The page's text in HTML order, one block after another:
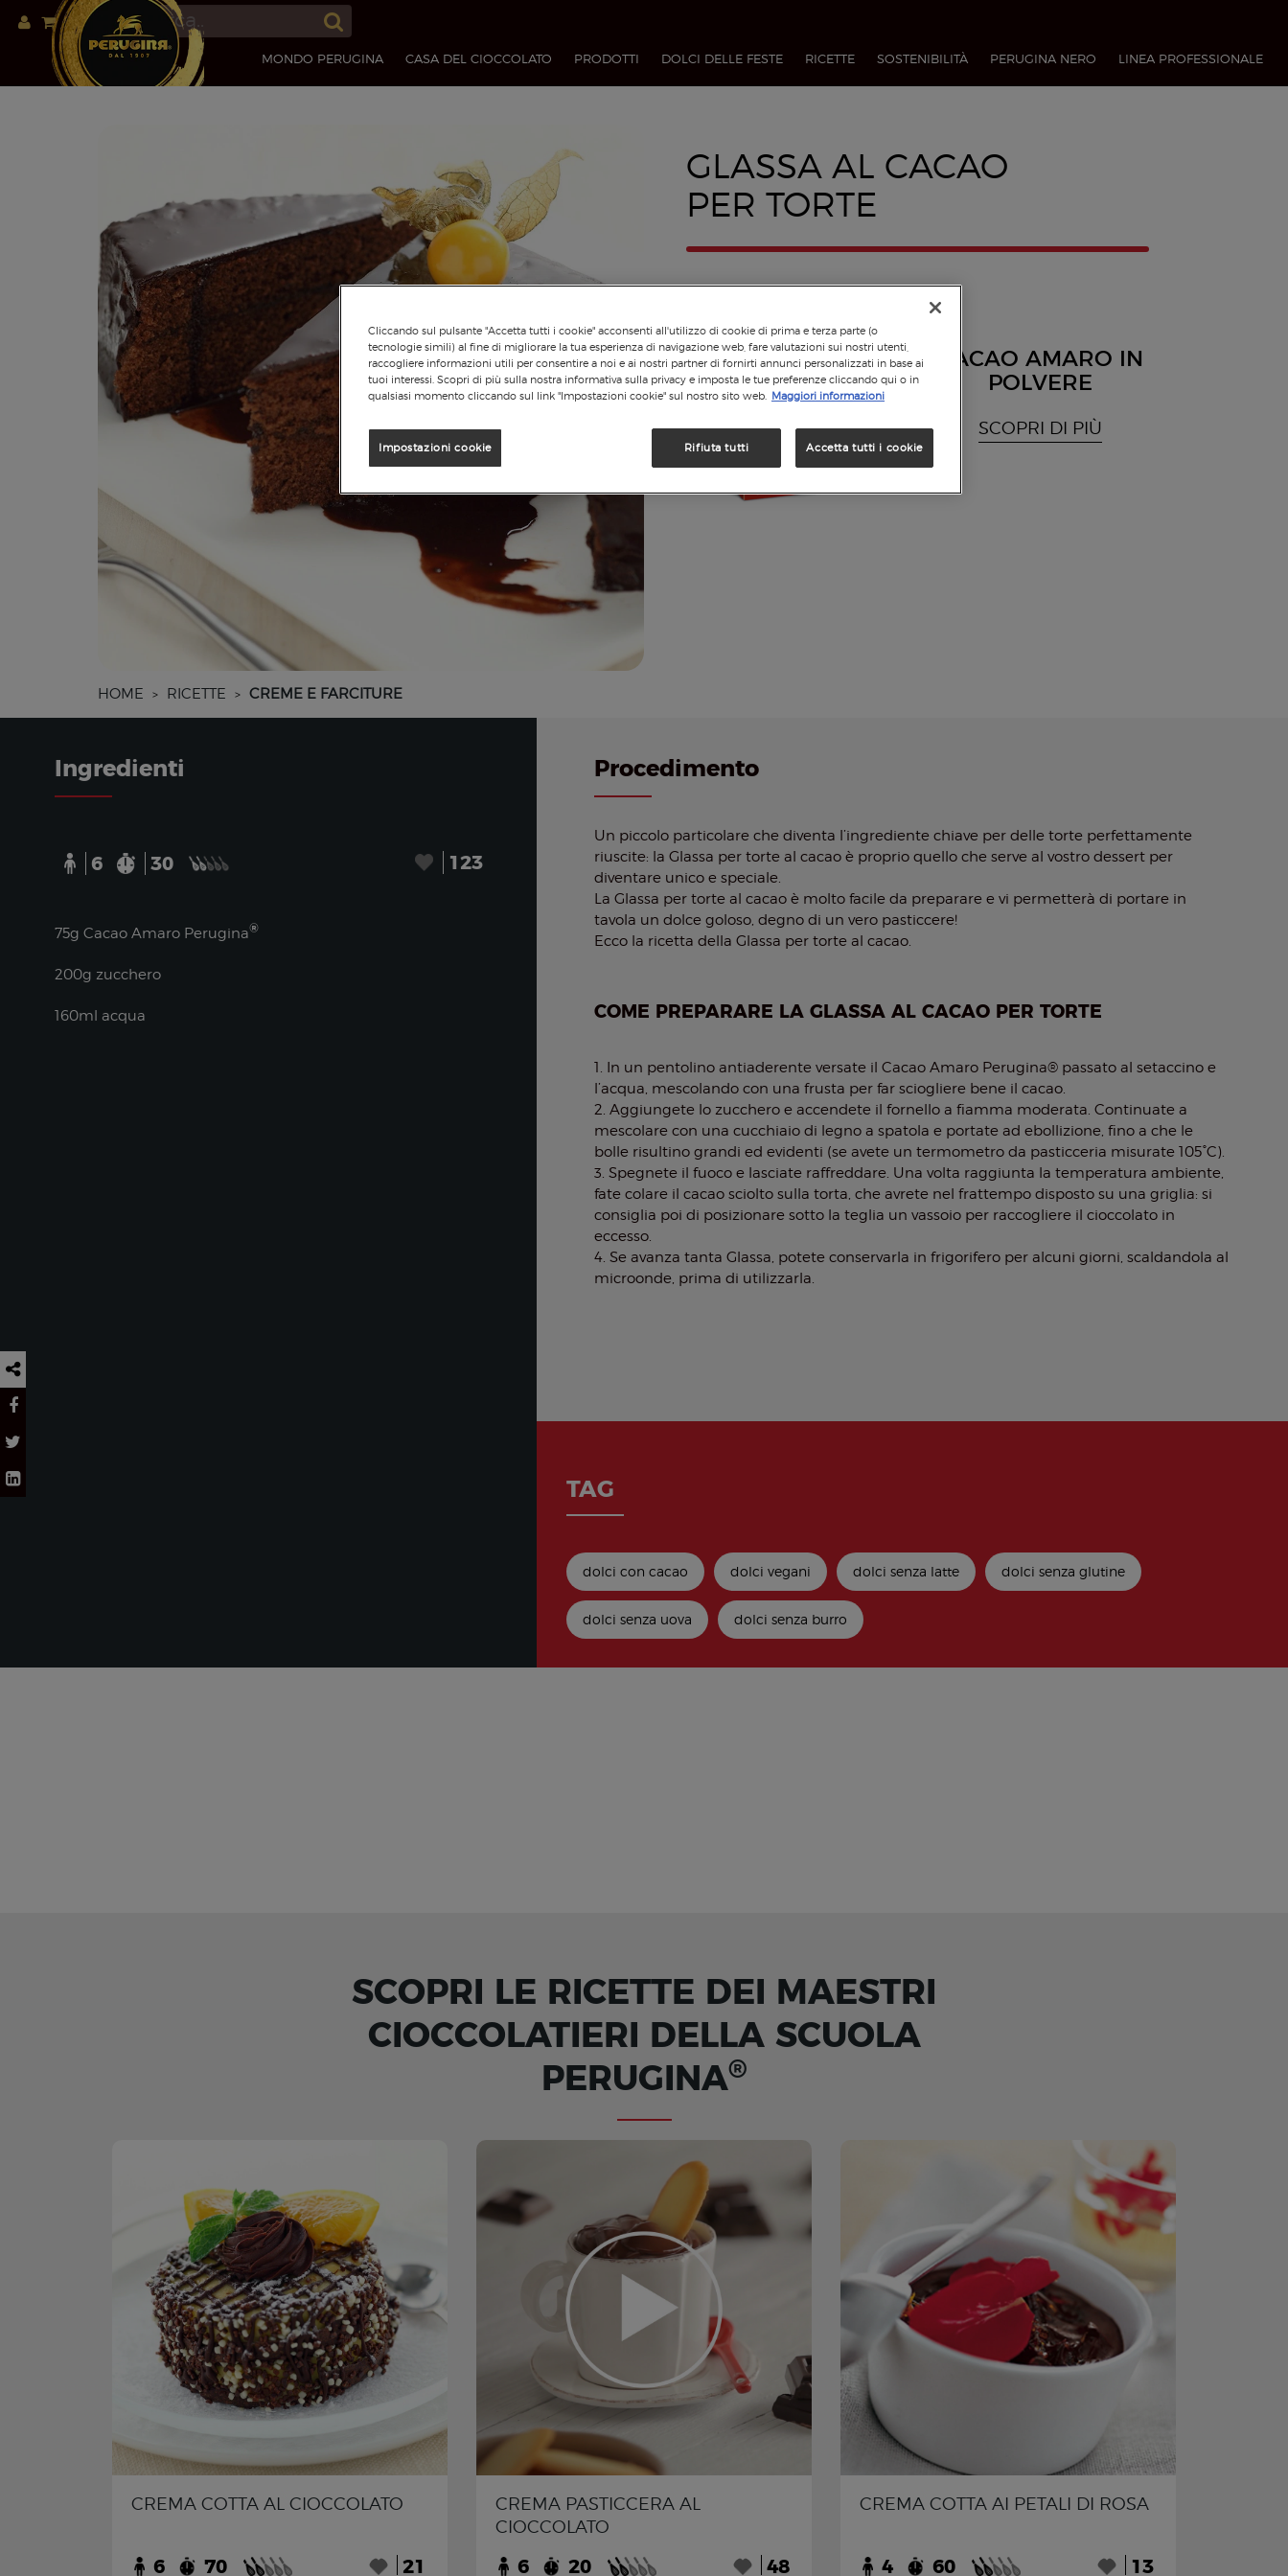
MONDO PERUGINA CASA DEL CIOCCOLATO PRODOTTI DOLCI DELLE FESTE RICETTE SOSTENIBILITÀ PERUGINA NERO LINEA PROFESSIONALE​
GLASSA AL CACAO
PER TORTE
CACAO AMARO IN
POLVERE
SCOPRI DI PIÙ
HOME > RICETTE > CREME E FARCITURE
Ingredienti
6 30 123
75g Cacao Amaro Perugina®
200g zucchero
160ml acqua
Procedimento
Un piccolo particolare che diventa l’ingrediente chiave per delle torte perfettamente
riuscite: la Glassa per torte al cacao è proprio quello che serve al vostro dessert per
diventare unico e speciale.
La Glassa per torte al cacao è molto facile da preparare e vi permetterà di portare in
tavola un dolce goloso, degno di un vero pasticcere!
Ecco la ricetta della Glassa per torte al cacao.
COME PREPARARE LA GLASSA AL CACAO PER TORTE
1. In un pentolino antiaderente versate il Cacao Amaro Perugina® passato al setaccino e
l’acqua, mescolando con una frusta per far sciogliere bene il cacao.
2. Aggiungete lo zucchero e accendete il fornello a fiamma moderata. Continuate a
mescolare con una cucchiaio di legno a spatola e portate ad ebollizione, fino a che le
bolle risultino grandi ed evidenti (se avete un termometro da pasticceria misurate 105°C).
3. Spegnete il fuoco e lasciate raffreddare. Una volta raggiunta la temperatura ambiente,
fate colare il cacao sciolto sulla torta, che avrete nel frattempo disposto su una griglia: si
consiglia poi di posizionare sotto la teglia un vassoio per raccogliere il cioccolato in
eccesso.
4. Se avanza tanta Glassa, potete conservarla in frigorifero per alcuni giorni, scaldandola al
microonde, prima di utilizzarla.
TAG
dolci con cacao dolci vegani dolci senza latte dolci senza glutine
dolci senza uova dolci senza burro
SCOPRI LE RICETTE DEI MAESTRI
CIOCCOLATIERI DELLA SCUOLA
PERUGINA®
CREMA COTTA AL CIOCCOLATO
6 70 21
CREMA PASTICCERA AL
CIOCCOLATO
6 20 48
CREMA COTTA AI PETALI DI ROSA
4 60 13
Cliccando sul pulsante "Accetta tutti i cookie" acconsenti all'utilizzo di cookie di prima e terza parte (o
tecnologie simili) al fine di migliorare la tua esperienza di navigazione web, fare valutazioni sui nostri utenti,
raccogliere informazioni utili per consentire a noi e ai nostri partner di fornirti annunci personalizzati in base ai
tuoi interessi. Scopri di più sulla nostra informativa sulla privacy e imposta le tue preferenze cliccando qui o in
qualsiasi momento cliccando sul link "Impostazioni cookie" sul nostro sito web. Maggiori informazioni
Rifiuta tutti Accetta tutti i cookie
Impostazioni cookie